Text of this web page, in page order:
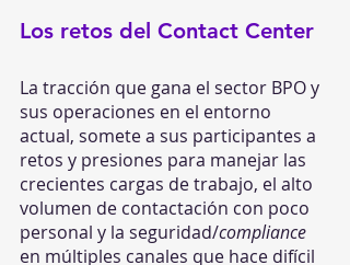
Los retos del Contact Center
La tracción que gana el sector BPO y
sus operaciones en el entorno
actual, somete a sus participantes a
retos y presiones para manejar las
crecientes cargas de trabajo, el alto
volumen de contactación con poco
personal y la seguridad/compliance
en múltiples canales que hace difícil